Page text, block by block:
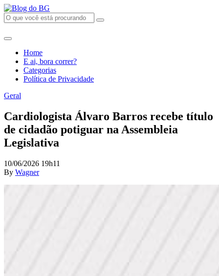
Home
E ai, bora correr?
Categorias
Política de Privacidade
Geral
Cardiologista Álvaro Barros recebe título
de cidadão potiguar na Assembleia
Legislativa
10/06/2026 19h11
By Wagner